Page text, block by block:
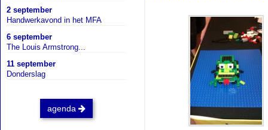
2 september
Handwerkavond in het MFA
6 september
The Louis Armstrong...
11 september
Donderslag
agenda